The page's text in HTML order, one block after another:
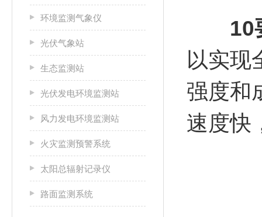
环境监测气象仪
光伏气象站
生态监测站
光伏发电环境监测站
风力发电环境监测站
火灾监测预警系统
太阳总辐射记录仪
路面监测系统
10
以实现
强度和
速度快